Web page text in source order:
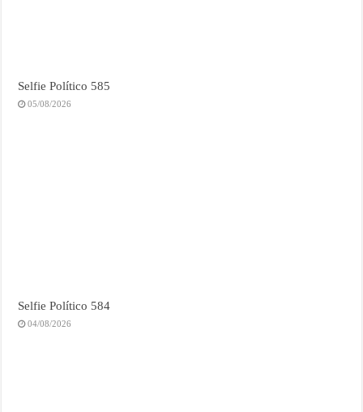
Selfie Político 585
05/08/2026
Selfie Político 584
04/08/2026